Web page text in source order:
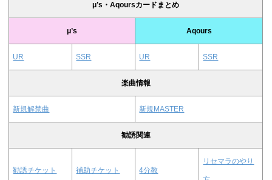
μ’s・Aqoursカードまとめ
μ’s Aqours
UR SSR UR SSR
楽曲情報
新規解禁曲 新規MASTER
勧誘関連
勧誘チケット 補助チケット 4分教
リセマラのやり